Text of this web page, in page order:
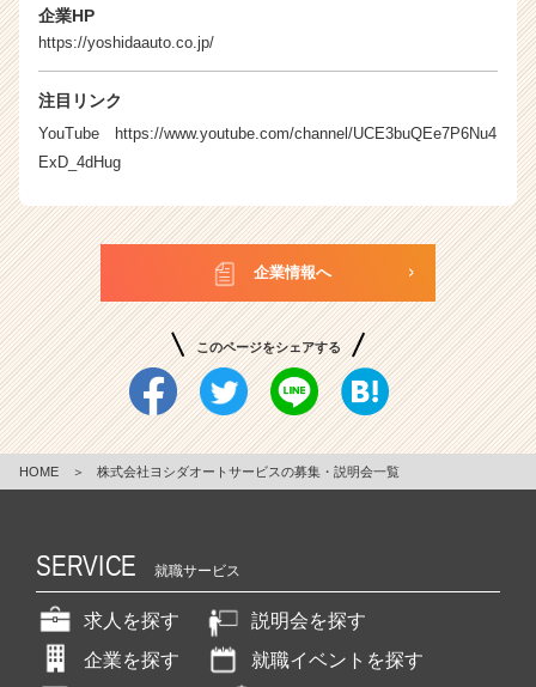
企業HP
https://yoshidaauto.co.jp/
注目リンク
YouTube
https://www.youtube.com/channel/UCE3buQEe7P6Nu4
ExD_4dHug
企業情報へ
このページをシェアする
HOME ＞ 株式会社ヨシダオートサービスの募集・説明会一覧
SERVICE 就職サービス
求人を探す
説明会を探す
企業を探す
就職イベントを探す